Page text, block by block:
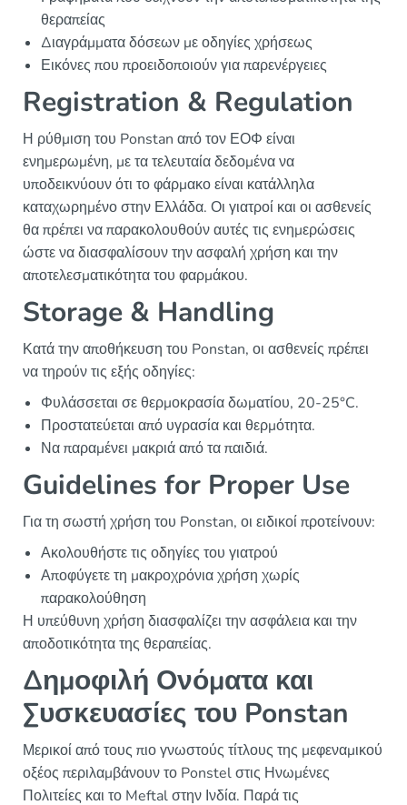
θεραπείας
Διαγράμματα δόσεων με οδηγίες χρήσεως
Εικόνες που προειδοποιούν για παρενέργειες
Registration & Regulation
Η ρύθμιση του Ponstan από τον ΕΟΦ είναι
ενημερωμένη, με τα τελευταία δεδομένα να
υποδεικνύουν ότι το φάρμακο είναι κατάλληλα
καταχωρημένο στην Ελλάδα. Οι γιατροί και οι ασθενείς
θα πρέπει να παρακολουθούν αυτές τις ενημερώσεις
ώστε να διασφαλίσουν την ασφαλή χρήση και την
αποτελεσματικότητα του φαρμάκου.
Storage & Handling
Κατά την αποθήκευση του Ponstan, οι ασθενείς πρέπει
να τηρούν τις εξής οδηγίες:
Φυλάσσεται σε θερμοκρασία δωματίου, 20-25°C.
Προστατεύεται από υγρασία και θερμότητα.
Να παραμένει μακριά από τα παιδιά.
Guidelines for Proper Use
Για τη σωστή χρήση του Ponstan, οι ειδικοί προτείνουν:
Ακολουθήστε τις οδηγίες του γιατρού
Αποφύγετε τη μακροχρόνια χρήση χωρίς
παρακολούθηση
Η υπεύθυνη χρήση διασφαλίζει την ασφάλεια και την
αποδοτικότητα της θεραπείας.
Δημοφιλή Ονόματα και
Συσκευασίες του Ponstan
Μερικοί από τους πιο γνωστούς τίτλους της μεφεναμικού
οξέος περιλαμβάνουν το Ponstel στις Ηνωμένες
Πολιτείες και το Meftal στην Ινδία. Παρά τις